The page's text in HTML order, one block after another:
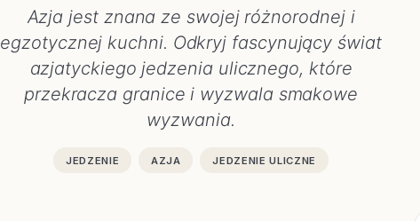
Azja jest znana ze swojej różnorodnej i
egzotycznej kuchni. Odkryj fascynujący świat
azjatyckiego jedzenia ulicznego, które
przekracza granice i wyzwala smakowe
wyzwania.
JEDZENIE AZJA JEDZENIE ULICZNE